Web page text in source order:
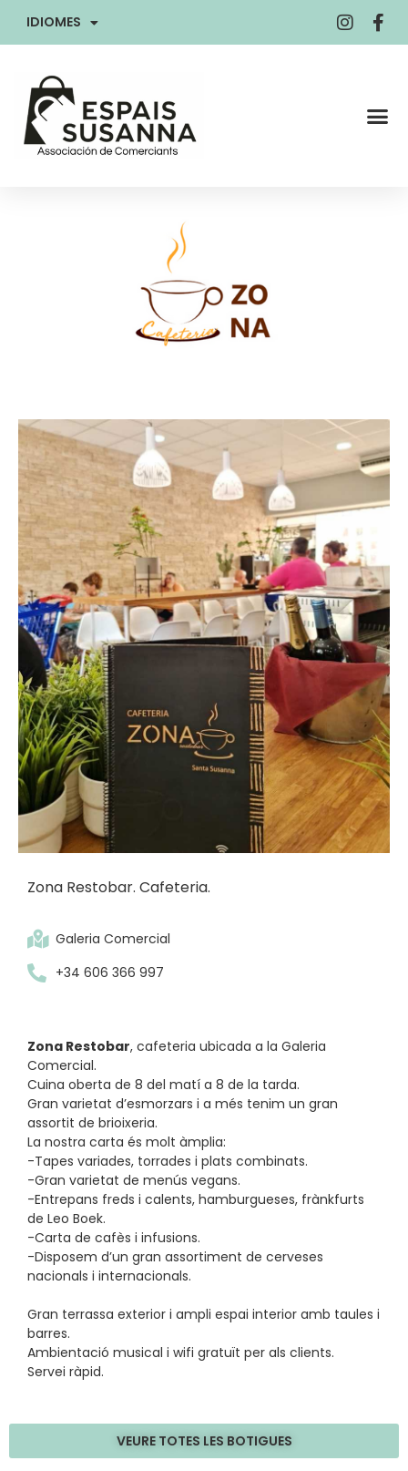
IDIOMES
Zona Restobar. Cafeteria.
Galeria Comercial
+34 606 366 997
Zona Restobar, cafeteria ubicada a la Galeria
Comercial.
Cuina oberta de 8 del matí a 8 de la tarda.
Gran varietat d’esmorzars i a més tenim un gran
assortit de brioixeria.
La nostra carta és molt àmplia:
-Tapes variades, torrades i plats combinats.
-Gran varietat de menús vegans.
-Entrepans freds i calents, hamburgueses, frànkfurts
de Leo Boek.
-Carta de cafès i infusions.
-Disposem d’un gran assortiment de cerveses
nacionals i internacionals.
Gran terrassa exterior i ampli espai interior amb taules i
barres.
Ambientació musical i wifi gratuït per als clients.
Servei ràpid.
VEURE TOTES LES BOTIGUES